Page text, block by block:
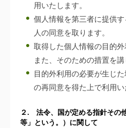
用いたします。
個人情報を第三者に提供
人の同意を取ります。
取得した個人情報の目的外
また、そのための措置を講
目的外利用の必要が生じ
の再同意を得た上で利用い
２. 法令、国が定める指針その
等」という。）に関して